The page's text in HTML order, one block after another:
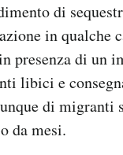
di
in qualche
presenza di un
libici e
di migranti
da mesi.